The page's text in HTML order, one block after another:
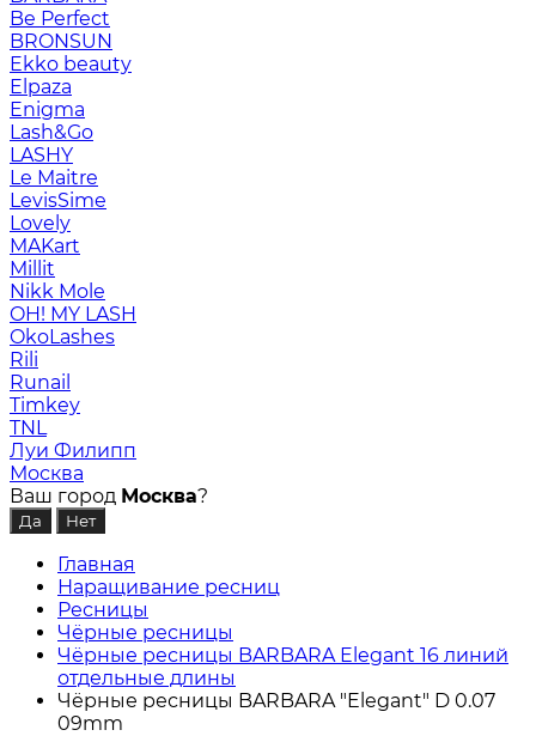
Be Perfect
BRONSUN
Ekko beauty
Elpaza
Enigma
Lash&Go
LASHY
Le Maitre
LevisSime
Lovely
MAKart
Millit
Nikk Mole
OH! MY LASH
OkoLashes
Rili
Runail
Timkey
TNL
Луи Филипп
Москва
Ваш город Москва?
Главная
Наращивание ресниц
Ресницы
Чёрные ресницы
Чёрные ресницы BARBARA Elegant 16 линий
отдельные длины
Чёрные ресницы BARBARA "Elegant" D 0.07
09mm